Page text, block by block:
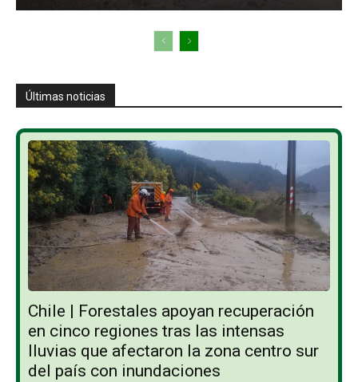
Últimas noticias
Chile | Forestales apoyan recuperación
en cinco regiones tras las intensas
lluvias que afectaron la zona centro sur
del país con inundaciones